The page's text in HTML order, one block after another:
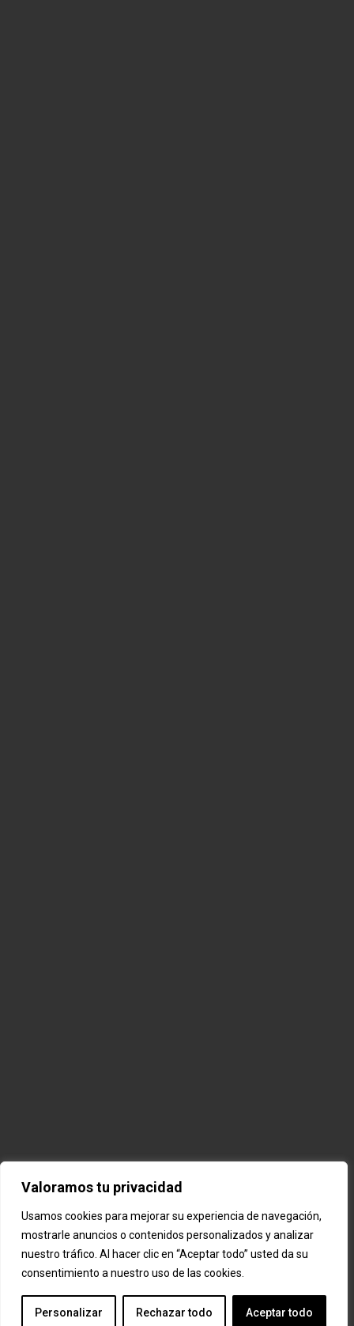
Valoramos tu privacidad
Usamos cookies para mejorar su experiencia de navegación,
mostrarle anuncios o contenidos personalizados y analizar
nuestro tráfico. Al hacer clic en “Aceptar todo” usted da su
consentimiento a nuestro uso de las cookies.
Personalizar Rechazar todo Aceptar todo